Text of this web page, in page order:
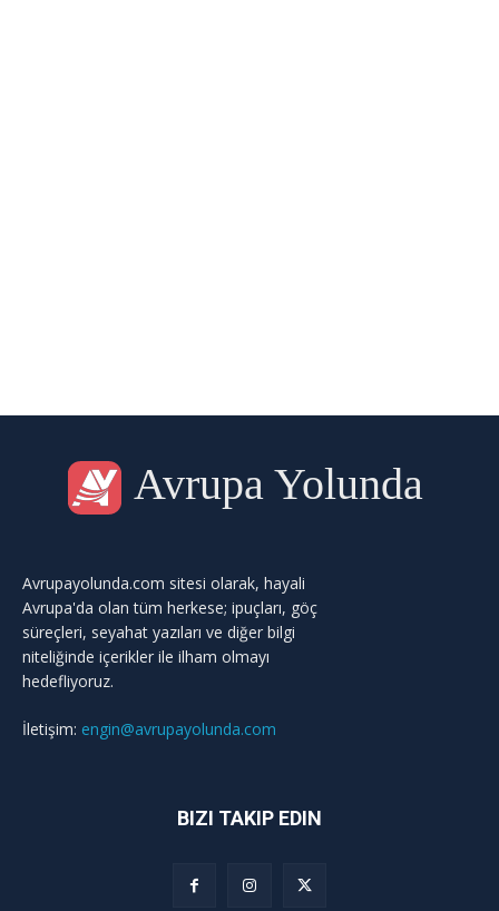
Avrupa Yolunda
Avrupayolunda.com sitesi olarak, hayali
Avrupa'da olan tüm herkese; ipuçları, göç
süreçleri, seyahat yazıları ve diğer bilgi
niteliğinde içerikler ile ilham olmayı
hedefliyoruz.
İletişim: engin@avrupayolunda.com
BIZI TAKIP EDIN